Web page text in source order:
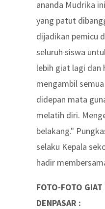
ananda Mudrika
yang patut
dijadikan pemicu
seluruh siswa
lebih giat lagi dan
mengambil
didepan mata
melatih diri.
belakang."
selaku Kepala
hadir
FOTO-FOTO GIAT
DENPASAR :